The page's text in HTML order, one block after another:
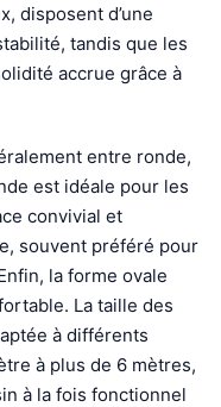
disposent d’une
tandis que les
accrue grâce à
entre ronde,
est idéale pour les
convivial et
souvent préféré pour
la forme ovale
La taille des
à différents
à plus de 6 mètres,
à la fois fonctionnel